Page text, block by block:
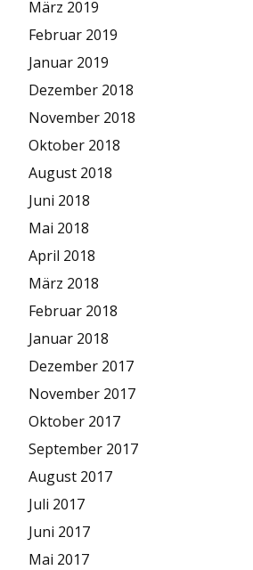
März 2019
Februar 2019
Januar 2019
Dezember 2018
November 2018
Oktober 2018
August 2018
Juni 2018
Mai 2018
April 2018
März 2018
Februar 2018
Januar 2018
Dezember 2017
November 2017
Oktober 2017
September 2017
August 2017
Juli 2017
Juni 2017
Mai 2017